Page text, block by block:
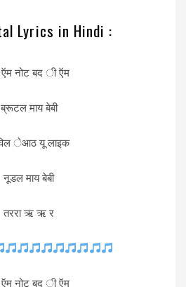
Lyrics in Hindi :
नोट बद ी ऍम
ब्रूटल माय बेबी
ेआठ यू लाइक
नूडल माय बेबी
तररा ऋ ऋ र
नोट बद ी ऍम